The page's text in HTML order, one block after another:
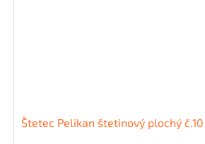
Štetec Pelikan štetinový plochý č.10